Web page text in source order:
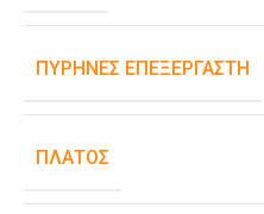
ΠΥΡΉΝΕΣ ΕΠΕΞΕΡΓΑΣΤΉ
ΠΛΆΤΟΣ